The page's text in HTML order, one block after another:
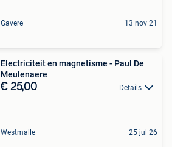
Gavere 13 nov 21
Electriciteit en magnetisme - Paul De
Meulenaere
€ 25,00 Details
Westmalle 25 jul 26